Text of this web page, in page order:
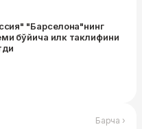
"Барселона"нинг
бўйича илк таклифини
Барча ›